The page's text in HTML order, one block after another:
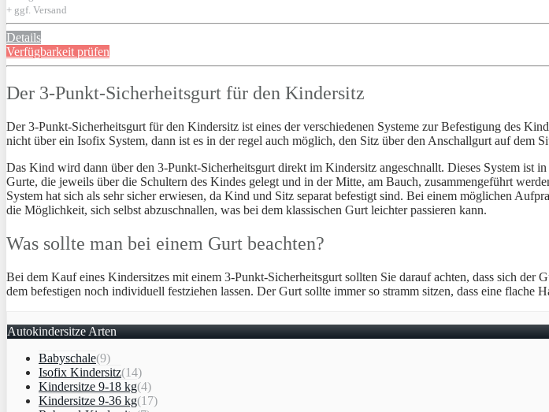
+ ggf. Versand
Details
Verfügbarkeit prüfen
Der 3-Punkt-Sicherheitsgurt für den Kindersitz
Der 3-Punkt-Sicherheitsgurt für den Kindersitz ist eines der verschiedenen Systeme zur Befestigung des
nicht über ein Isofix System, dann ist es in der regel auch möglich, den Sitz über den Anschallgurt auf dem
Das Kind wird dann über den 3-Punkt-Sicherheitsgurt direkt im Kindersitz angeschnallt. Dieses System ist
Gurte, die jeweils über die Schultern des Kindes gelegt und in der Mitte, am Bauch, zusammengeführt
System hat sich als sehr sicher erwiesen, da Kind und Sitz separat befestigt sind. Bei einem möglichen
die Möglichkeit, sich selbst abzuschnallen, was bei dem klassischen Gurt leichter passieren kann.
Was sollte man bei einem Gurt beachten?
Bei dem Kauf eines Kindersitzes mit einem 3-Punkt-Sicherheitsgurt sollten Sie darauf achten, dass sich
dem befestigen noch individuell festziehen lassen. Der Gurt sollte immer so stramm sitzen, dass eine flache
Autokindersitze Arten
Babyschale(9)
Isofix Kindersitz(14)
Kindersitze 9-18 kg(4)
Kindersitze 9-36 kg(17)